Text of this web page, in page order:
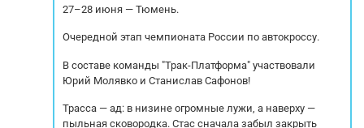
700 Категория...
27–28 июня — Тюмень.
Очередной этап чемпионата России по автокроссу.
В составе команды "Трак-Платформа" участвовали
Юрий Молявко и Станислав Сафонов!
Трасса — ад: в низине огромные лужи, а наверху —
пыльная сковородка. Стас сначала забыл закрыть